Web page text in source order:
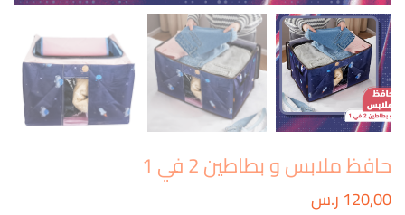
حافظ ملابس و بطاطين 2 في 1
120,00 ر.س